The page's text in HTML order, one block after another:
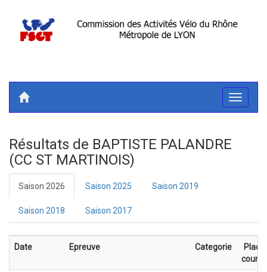
Toggle
Résultats de BAPTISTE PALANDRE
(CC ST MARTINOIS)
Saison 2026 Saison 2025 Saison 2019
Saison 2018 Saison 2017
Date Epreuve Categorie
Place
course